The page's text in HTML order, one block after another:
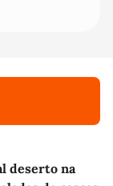
deserto na